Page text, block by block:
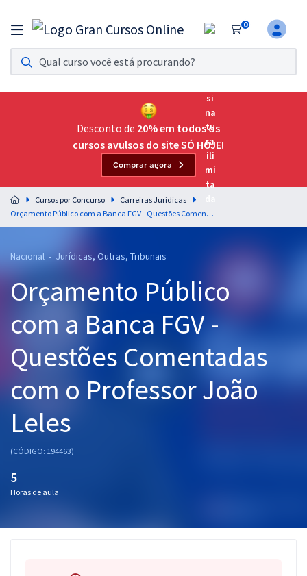
0
Assinatura Ilimitada 11
Acesso a todos os cursos. Teste grátis por 7 dias!
Assinatura OAB Até Passar
Acesso ilimitado a toda preparação para o Exame da
Residências Multiprofissionais
Preparação completa e intensiva para as principais
residências em saúde do Brasil
Cursos 20% OFF
Pós
Graduação
OAB
Mentorias
Questões grátis
Conteúdo gratuito
Aprovados
Desconto de 20% em todos os
cursos avulsos do site SÓ HOJE!
Comprar agora
Cursos por Concurso
Carreiras Jurídicas
Orçamento Público com a Banca FGV - Questões Comentadas com o Professor João Leles
Nacional - Jurídicas, Outras, Tribunais
Orçamento Público
com a Banca FGV -
Questões Comentadas
com o Professor João
Leles
(CÓDIGO: 194463)
5
Horas de aula